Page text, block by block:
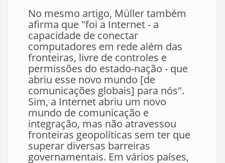
No mesmo artigo, Müller também
afirma que "foi a Internet - a
capacidade de conectar
computadores em rede além das
fronteiras, livre de controles e
permissões do estado-nação - que
abriu esse novo mundo [de
comunicações globais] para nós".
Sim, a Internet abriu um novo
mundo de comunicação e
integração, mas não atravessou
fronteiras geopolíticas sem ter que
superar diversas barreiras
governamentais. Em vários países,